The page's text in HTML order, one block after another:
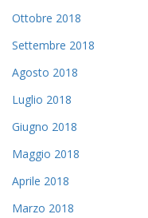
Ottobre 2018
Settembre 2018
Agosto 2018
Luglio 2018
Giugno 2018
Maggio 2018
Aprile 2018
Marzo 2018